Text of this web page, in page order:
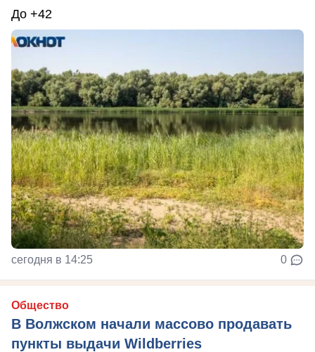
До +42
сегодня в 14:25 0
Общество
В Волжском начали массово продавать
пункты выдачи Wildberries